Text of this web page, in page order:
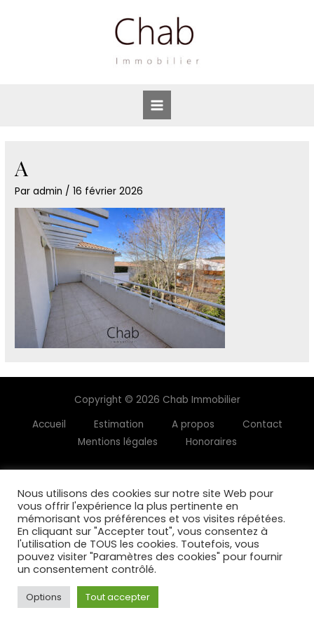
Main
A
Paradmin /16 février 2026
Copyright © 2026 Chab Immobilier
Accueil
Estimation A propos
Contact
Mentions légales
Honoraires
Nous utilisons des cookies sur notre site Web pour
vous offrir l'expérience la plus pertinente en
mémorisant vos préférences et vos visites répétées.
En cliquant sur "Accepter tout", vous consentez à
l'utilisation de TOUS les cookies. Toutefois, vous
pouvez visiter "Paramètres des cookies" pour fournir
un consentement contrôlé.
Options Tout accepter